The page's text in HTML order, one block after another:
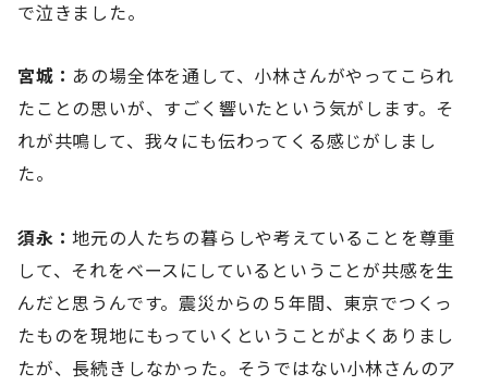
で泣きました。
宮城： あの場全体を通して、小林さんがやってこられ
たことの思いが、すごく響いたという気がします。そ
れが共鳴して、我々にも伝わってくる感じがしまし
た。
須永：地元の人たちの暮らしや考えていることを尊重
して、それをベースにしているということが共感を生
んだと思うんです。震災からの５年間、東京でつくっ
たものを現地にもっていくということがよくありまし
たが、長続きしなかった。そうではない小林さんのア